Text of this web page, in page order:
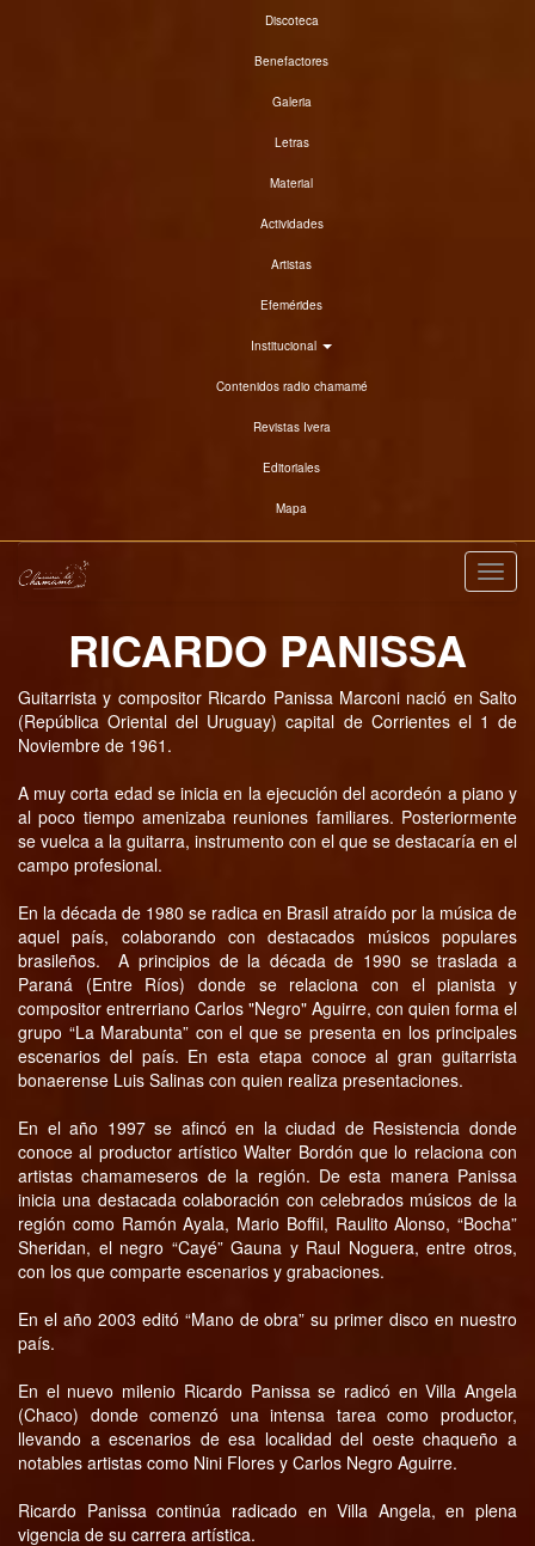
Discoteca
Benefactores
Galeria
Letras
Material
Actividades
Artistas
Efemérides
Institucional
Contenidos radio chamamé
Revistas Ivera
Editoriales
Mapa
RICARDO PANISSA
Guitarrista y compositor Ricardo Panissa Marconi nació en Salto
(República Oriental del Uruguay) capital de Corrientes el 1 de
Noviembre de 1961.
A muy corta edad se inicia en la ejecución del acordeón a piano y
al poco tiempo amenizaba reuniones familiares. Posteriormente
se vuelca a la guitarra, instrumento con el que se destacaría en el
campo profesional.
En la década de 1980 se radica en Brasil atraído por la música de
aquel país, colaborando con destacados músicos populares
brasileños. A principios de la década de 1990 se traslada a
Paraná (Entre Ríos) donde se relaciona con el pianista y
compositor entrerriano Carlos "Negro" Aguirre, con quien forma el
grupo “La Marabunta” con el que se presenta en los principales
escenarios del país. En esta etapa conoce al gran guitarrista
bonaerense Luis Salinas con quien realiza presentaciones.
En el año 1997 se afincó en la ciudad de Resistencia donde
conoce al productor artístico Walter Bordón que lo relaciona con
artistas chamameseros de la región. De esta manera Panissa
inicia una destacada colaboración con celebrados músicos de la
región como Ramón Ayala, Mario Boffil, Raulito Alonso, “Bocha”
Sheridan, el negro “Cayé” Gauna y Raul Noguera, entre otros,
con los que comparte escenarios y grabaciones.
En el año 2003 editó “Mano de obra” su primer disco en nuestro
país.
En el nuevo milenio Ricardo Panissa se radicó en Villa Angela
(Chaco) donde comenzó una intensa tarea como productor,
llevando a escenarios de esa localidad del oeste chaqueño a
notables artistas como Nini Flores y Carlos Negro Aguirre.
Ricardo Panissa continúa radicado en Villa Angela, en plena
vigencia de su carrera artística.